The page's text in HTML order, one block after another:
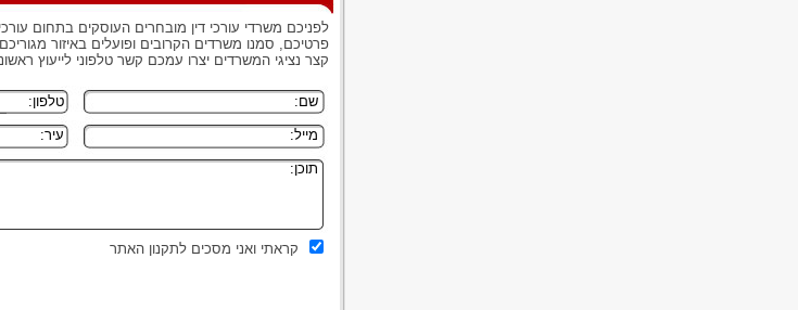
לפניכם משרדי עורכי דין מובחרים העוסקים בתחום עורכי
פרטיכם, סמנו משרדים הקרובים ופועלים באיזור
קצר נציגי המשרדים יצרו עמכם קשר טלפוני לייעוץ
קראתי ואני מסכים לתקנון האתר